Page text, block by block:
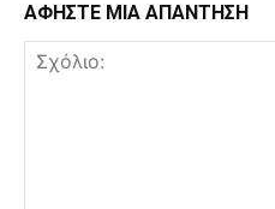
ΑΦΗΣΤΕ ΜΙΑ ΑΠΑΝΤΗΣΗ